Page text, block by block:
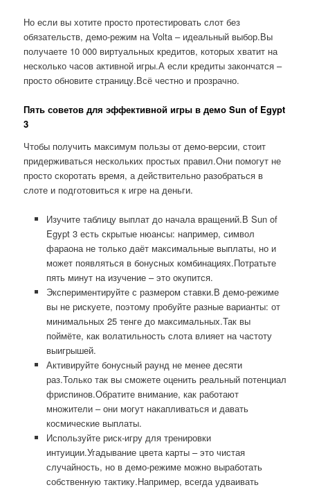
Но если вы хотите просто протестировать слот без
обязательств, демо-режим на Volta – идеальный выбор.Вы
получаете 10 000 виртуальных кредитов, которых хватит на
несколько часов активной игры.А если кредиты закончатся –
просто обновите страницу.Всё честно и прозрачно.
Пять советов для эффективной игры в демо Sun of Egypt
3
Чтобы получить максимум пользы от демо-версии, стоит
придерживаться нескольких простых правил.Они помогут не
просто скоротать время, а действительно разобраться в
слоте и подготовиться к игре на деньги.
Изучите таблицу выплат до начала вращений.В Sun of
Egypt 3 есть скрытые нюансы: например, символ
фараона не только даёт максимальные выплаты, но и
может появляться в бонусных комбинациях.Потратьте
пять минут на изучение – это окупится.
Экспериментируйте с размером ставки.В демо-режиме
вы не рискуете, поэтому пробуйте разные варианты: от
минимальных 25 тенге до максимальных.Так вы
поймёте, как волатильность слота влияет на частоту
выигрышей.
Активируйте бонусный раунд не менее десяти
раз.Только так вы сможете оценить реальный потенциал
фриспинов.Обратите внимание, как работают
множители – они могут накапливаться и давать
космические выплаты.
Используйте риск-игру для тренировки
интуиции.Угадывание цвета карты – это чистая
случайность, но в демо-режиме можно выработать
собственную тактику.Например, всегда удваивать